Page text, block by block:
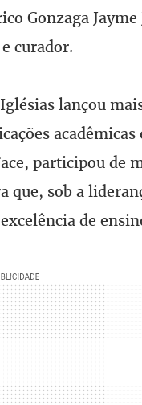
Gonzaga Jayme
curador.
lançou
acadêmicas
participou de
sob a
de